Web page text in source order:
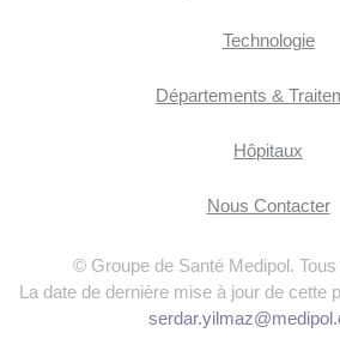
Technologie
Départements &
Hôpitaux
Nous Contacter
© Groupe de Santé Medipol.
La date de dernière mise à jour de cette